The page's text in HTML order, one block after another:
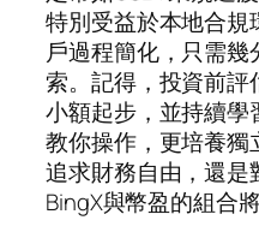
特別受益於本地合
戶過程簡化，只需
索。記得，投資前
小額起步，並持續
教你操作，更培養
追求財務自由，還是
BingX與幣盈的組合